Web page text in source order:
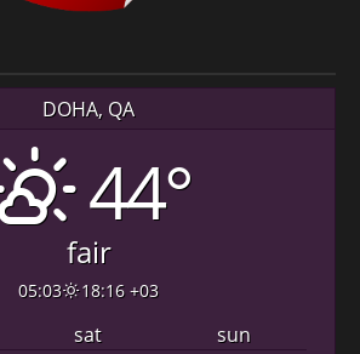
DOHA, QA
44°
fair
05:03 18:16 +03
sat
sun